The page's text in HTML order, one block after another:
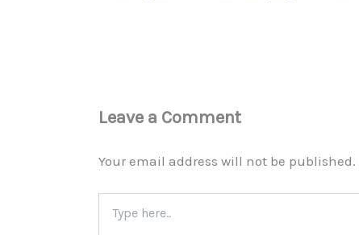
Leave a Comment
Your email address will not be published.
here..